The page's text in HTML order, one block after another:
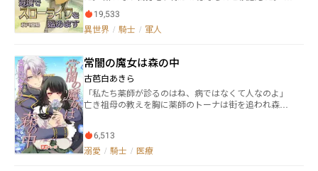
れ令嬢としての評判を傷つけられたクラリスと、自分
が必ず責任を取ると宣言するキース。 銀灰の騎士と呼
ばれるほどの端整な顔立ちのキースは、根っからの堅
わからず甘嚙みをしかけてしまう。 半獣人といえども
甘噛みは獣人の求婚行動。 そのたびに慌てふためくク
ラリスと戸惑うキース。 騎士団の仲間や獣人たちで結
成される獣師団の面々も見守る中、そんな不器用な二
人の距離も徐々に近づいていくのだが――。 ＊第二部は6
士団随一の剣士なのに、恋文の橋渡しに駆り出される
日々。嫌がる友に迫るご令嬢を咎めることもできず、
金切り声に怯える始末。おれはただ、静かに生きたい
「ダミアン、どうか──今度こそ、わたしの想いに気
づいてください」 「……なに言ってんだ、急に」 恋の
機微に疎い元騎士と、健気な貴公子。 勘違いとすれ違
いが交差する、辺境の不器用スローライフ、ここに開
幕！！ 奇数話がダミアン視点、偶数話がライムント視
19,533
異世界 / 騎士 / 軍人
常闇の魔女は森の中
古芭白あきら
「私たち薬師が診るのはね、病ではなくて人なのよ」
亡き祖母の教えを胸に薬師のトーナは街を追われ森の
トーナの人生を大きく変えるものだった。 ――この２人の
出会いから、いま運命が大きく動き出す。 薬師として
6,513
溺愛 / 騎士 / 医療